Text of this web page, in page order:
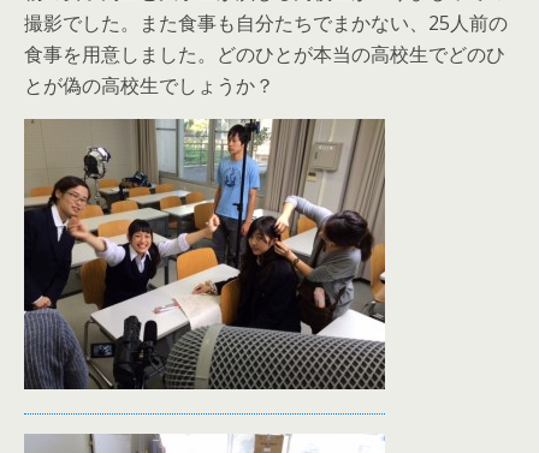
撮影でした。また食事も自分たちでまかない、25人前の
食事を用意しました。どのひとが本当の高校生でどのひ
とが偽の高校生でしょうか？